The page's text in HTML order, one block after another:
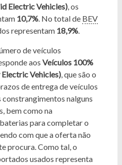
Electric Vehicles), os
10,7%. No total de BEV
representam 18,9%.
de veículos
aos Veículos 100%
Vehicles), que são o
de entrega de veículos
constrangimentos nalguns
bem como na
para completar o
com que a oferta não
procura. Como tal, o
usados representa